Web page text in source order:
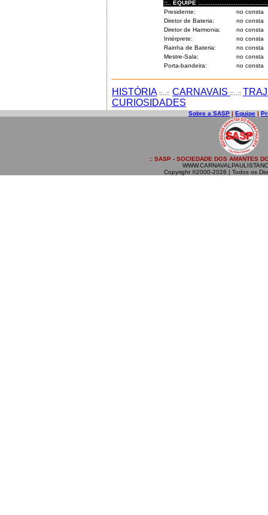
::.. EQUIPE
Presidente:
no consta
Diretor de Bateria:
no consta
Diretor de Harmonia:
no consta
Intérprete:
no consta
Rainha de Bateria:
no consta
Mestre-Sala:
no consta
Porta-bandeira:
no consta
HISTÓRIA ::..:: CARNAVAIS ::..::
CURIOSIDADES
Sobre a SASP | Equipe |
:: SASP - SOCIEDADE DOS AMANTES
Copyright ©2000-2026 | Todos os